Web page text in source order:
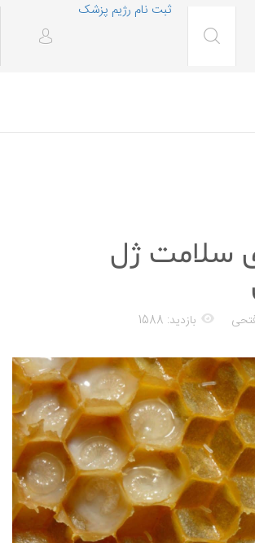
ثبت نام رژیم پزشک
سلامت ژل
بازدید: 1588